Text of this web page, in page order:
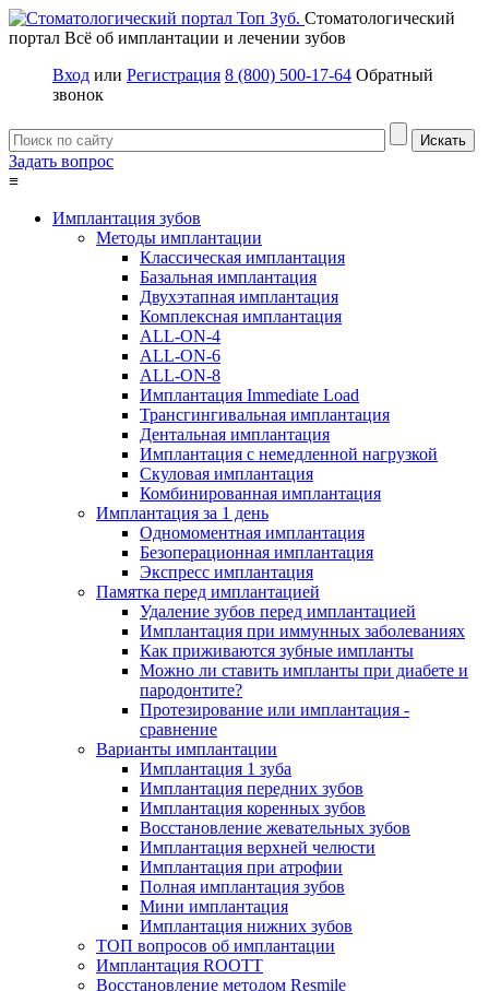
Стоматологический
портал Всё об имплантации и лечении зубов
Вход или Регистрация 8 (800) 500-17-64 Обратный
звонок
Задать вопрос
≡
Имплантация зубов
Методы имплантации
Классическая имплантация
Базальная имплантация
Двухэтапная имплантация
Комплексная имплантация
ALL-ON-4
ALL-ON-6
ALL-ON-8
Имплантация Immediate Load
Трансгингивальная имплантация
Дентальная имплантация
Имплантация с немедленной нагрузкой
Скуловая имплантация
Комбинированная имплантация
Имплантация за 1 день
Одномоментная имплантация
Безоперационная имплантация
Экспресс имплантация
Памятка перед имплантацией
Удаление зубов перед имплантацией
Имплантация при иммунных заболеваниях
Как приживаются зубные импланты
Можно ли ставить импланты при диабете и
пародонтите?
Протезирование или имплантация -
сравнение
Варианты имплантации
Имплантация 1 зуба
Имплантация передних зубов
Имплантация коренных зубов
Восстановление жевательных зубов
Имплантация верхней челюсти
Имплантация при атрофии
Полная имплантация зубов
Мини имплантация
Имплантация нижних зубов
ТОП вопросов об имплантации
Имплантация ROOTT
Восстановление методом Resmile